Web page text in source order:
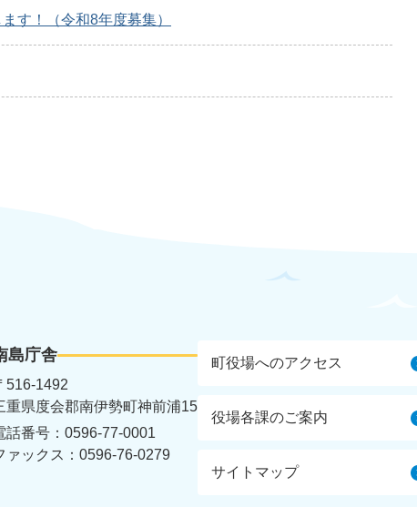
す！（令和8年度募集）
島庁舎
516-1492
重県度会郡南伊勢町神前浦15
話番号：0596-77-0001
ァックス：0596-76-0279
町役場へのアクセス
役場各課のご案内
サイトマップ